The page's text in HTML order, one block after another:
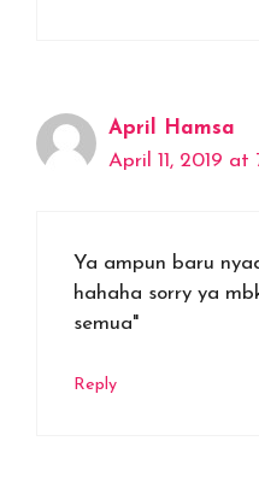
April Hamsa
April 11, 2019 at
Ya ampun baru
hahaha sorry ya
semua"
Reply